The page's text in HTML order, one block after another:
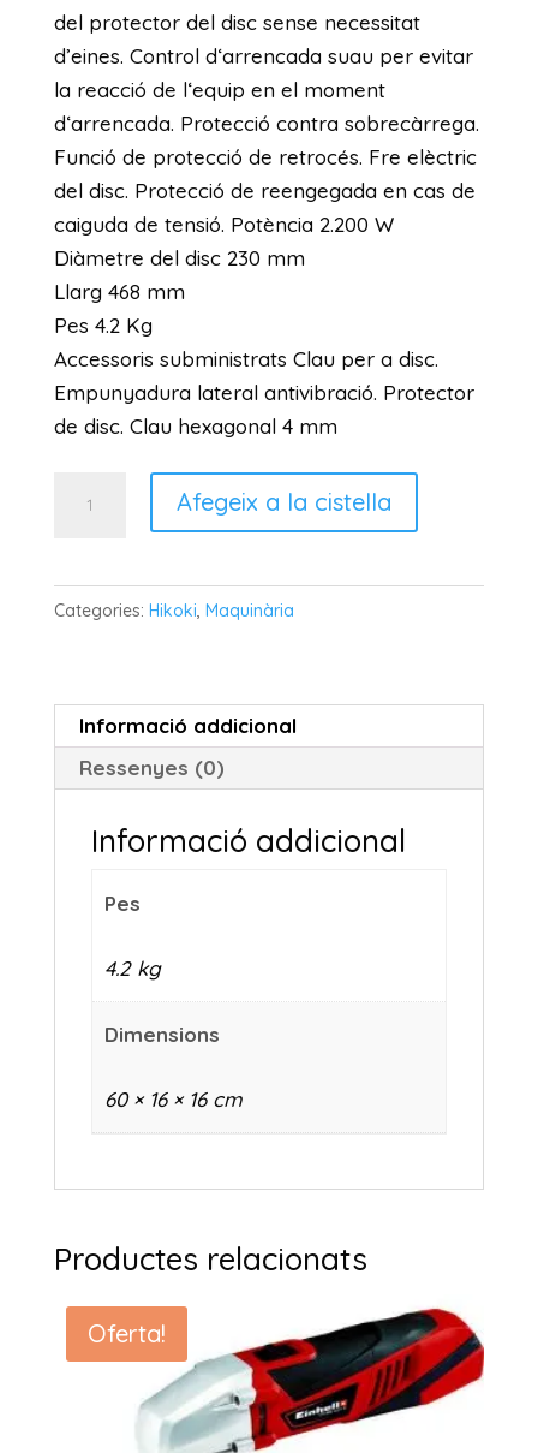
del protector del disc sense necessitat
d’eines. Control dʻarrencada suau per evitar
la reacció de lʻequip en el moment
dʻarrencada. Protecció contra sobrecàrrega.
Funció de protecció de retrocés. Fre elèctric
del disc. Protecció de reengegada en cas de
caiguda de tensió. Potència 2.200 W
Diàmetre del disc 230 mm
Llarg 468 mm
Pes 4.2 Kg
Accessoris subministrats Clau per a disc.
Empunyadura lateral antivibració. Protector
de disc. Clau hexagonal 4 mm
AMOLADORA
G23BYE
Afegeix a la cistella
Categories: Hikoki, Maquinària
Informació addicional
Ressenyes (0)
Informació addicional
Pes
4.2 kg
Dimensions
60 × 16 × 16 cm
Productes relacionats
Oferta!